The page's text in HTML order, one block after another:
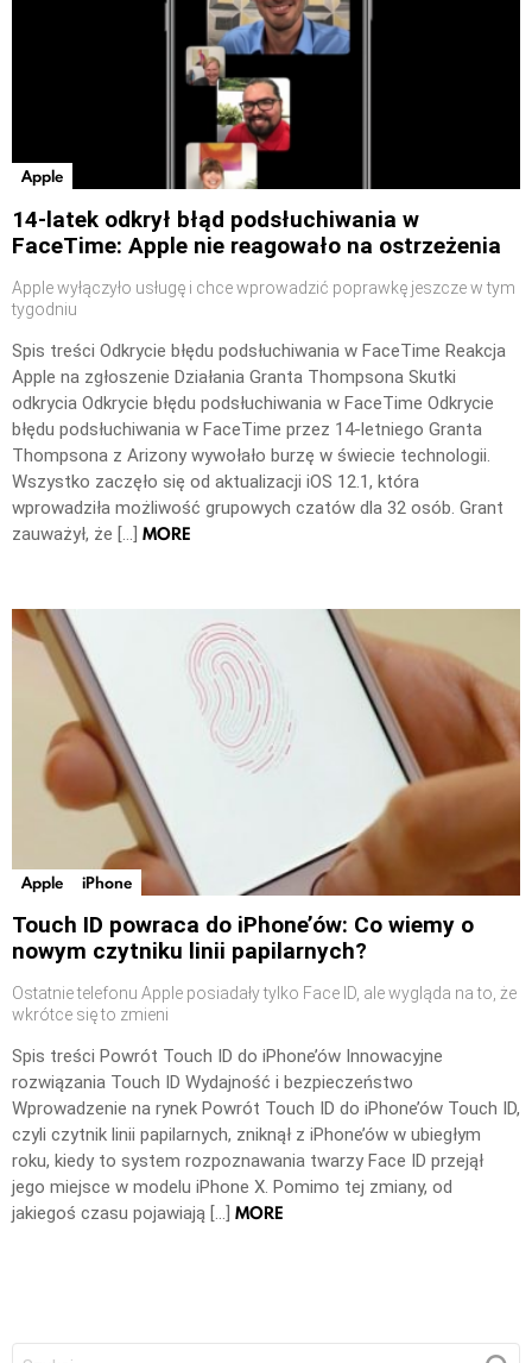
Apple
14-latek odkrył błąd podsłuchiwania w
FaceTime: Apple nie reagowało na ostrzeżenia
Apple wyłączyło usługę i chce wprowadzić poprawkę jeszcze w tym
tygodniu
Spis treści Odkrycie błędu podsłuchiwania w FaceTime Reakcja
Apple na zgłoszenie Działania Granta Thompsona Skutki
odkrycia Odkrycie błędu podsłuchiwania w FaceTime Odkrycie
błędu podsłuchiwania w FaceTime przez 14-letniego Granta
Thompsona z Arizony wywołało burzę w świecie technologii.
Wszystko zaczęło się od aktualizacji iOS 12.1, która
wprowadziła możliwość grupowych czatów dla 32 osób. Grant
zauważył, że […] MORE
Apple iPhone
Touch ID powraca do iPhone’ów: Co wiemy o
nowym czytniku linii papilarnych?
Ostatnie telefonu Apple posiadały tylko Face ID, ale wygląda na to, że
wkrótce się to zmieni
Spis treści Powrót Touch ID do iPhone’ów Innowacyjne
rozwiązania Touch ID Wydajność i bezpieczeństwo
Wprowadzenie na rynek Powrót Touch ID do iPhone’ów Touch ID,
czyli czytnik linii papilarnych, zniknął z iPhone’ów w ubiegłym
roku, kiedy to system rozpoznawania twarzy Face ID przejął
jego miejsce w modelu iPhone X. Pomimo tej zmiany, od
jakiegoś czasu pojawiają […] MORE
Szukaj: